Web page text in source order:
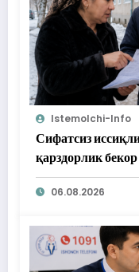
Istemolchi-Info
Сифатсиз
қарздорлик
06.08.2026